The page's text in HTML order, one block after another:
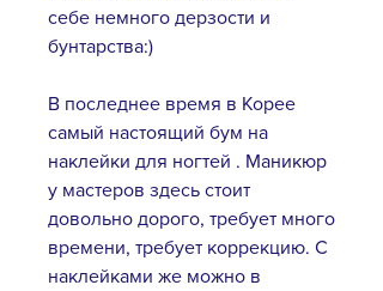
себе немного дерзости и
бунтарства:)
В последнее время в Корее
самый настоящий бум на
наклейки для ногтей . Маникюр
у мастеров здесь стоит
довольно дорого, требует много
времени, требует коррекцию. С
наклейками же можно в